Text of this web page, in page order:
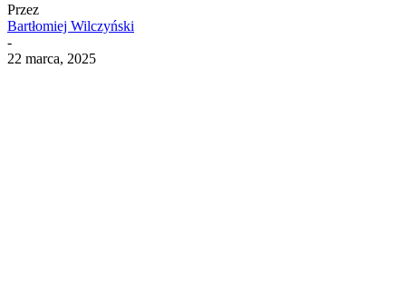
Przez
Bartłomiej Wilczyński
-
22 marca, 2025